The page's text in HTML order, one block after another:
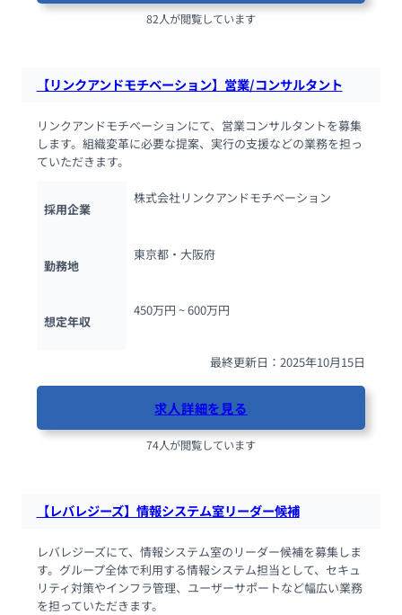
82人が閲覧しています
【リンクアンドモチベーション】営業/コンサルタント
リンクアンドモチベーションにて、営業コンサルタントを募集
します。組織変革に必要な提案、実行の支援などの業務を担っ
ていただきます。
採用企業
株式会社リンクアンドモチベーション
勤務地
東京都・大阪府
想定年収
450万円 ~ 600万円
最終更新日：2025年10月15日
求人詳細を見る
74人が閲覧しています
【レバレジーズ】情報システム室リーダー候補
レバレジーズにて、情報システム室のリーダー候補を募集しま
す。グループ全体で利用する情報システム担当として、セキュ
リティ対策やインフラ管理、ユーザーサポートなど幅広い業務
を担っていただきます。